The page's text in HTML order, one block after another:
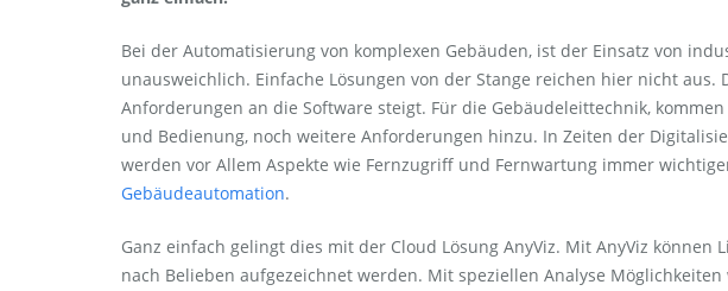
Bei der Automatisierung von komplexen Gebäuden, ist der Einsatz von
unausweichlich. Einfache Lösungen von der Stange reichen hier nicht aus.
Anforderungen an die Software steigt. Für die Gebäudeleittechnik,
und Bedienung, noch weitere Anforderungen hinzu. In Zeiten der
werden vor Allem Aspekte wie Fernzugriff und Fernwartung immer
Gebäudeautomation.
Ganz einfach gelingt dies mit der Cloud Lösung AnyViz. Mit AnyViz können
nach Belieben aufgezeichnet werden. Mit speziellen Analyse Möglichkeiten